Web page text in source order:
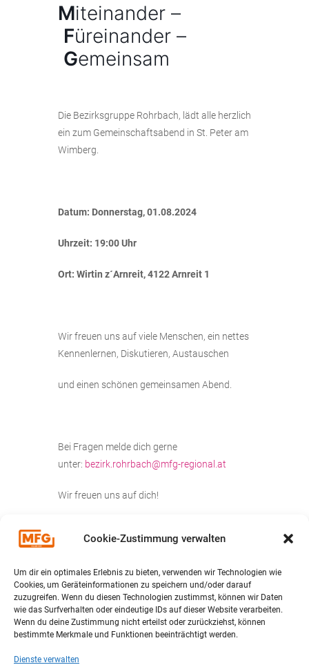
Cookie-Zustimmung verwalten
Um dir ein optimales Erlebnis zu bieten, verwenden wir Technologien wie
Cookies, um Geräteinformationen zu speichern und/oder darauf
zuzugreifen. Wenn du diesen Technologien zustimmst, können wir Daten
wie das Surfverhalten oder eindeutige IDs auf dieser Website verarbeiten.
Wenn du deine Zustimmung nicht erteilst oder zurückziehst, können
bestimmte Merkmale und Funktionen beeinträchtigt werden.
Dienste verwalten
Miteinander –
Füreinander –
Gemeinsam
Die Bezirksgruppe Rohrbach, lädt alle herzlich
ein zum Gemeinschaftsabend in St. Peter am
Wimberg.
Datum: Donnerstag, 01.08.2024
Uhrzeit: 19:00 Uhr
Ort: Wirtin z´Arnreit, 4122 Arnreit 1
Wir freuen uns auf viele Menschen, ein nettes
Kennenlernen, Diskutieren, Austauschen
und einen schönen gemeinsamen Abend.
Bei Fragen melde dich gerne
unter: bezirk.rohrbach@mfg-regional.at
Wir freuen uns auf dich!
DATUM